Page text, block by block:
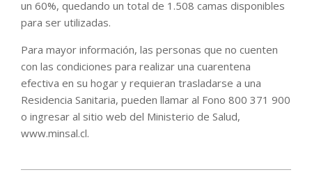
un 60%, quedando un total de 1.508 camas disponibles
para ser utilizadas.
Para mayor información, las personas que no cuenten
con las condiciones para realizar una cuarentena
efectiva en su hogar y requieran trasladarse a una
Residencia Sanitaria, pueden llamar al Fono 800 371 900
o ingresar al sitio web del Ministerio de Salud,
www.minsal.cl.